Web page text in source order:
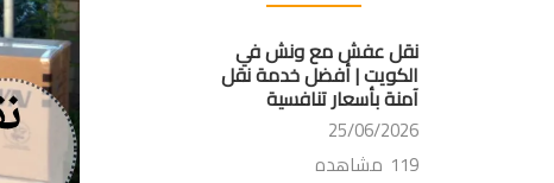
نقل عفش مع ونش في
الكويت | أفضل خدمة نقل
آمنة بأسعار تنافسية
25/06/2026
119 مشاهده